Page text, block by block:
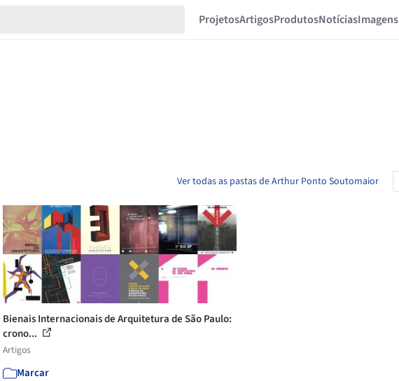
ProjetosArtigosProdutosNotíciasImagens
Ver todas as pastas de Arthur Ponto Soutomaior
Bienais Internacionais de Arquitetura de São Paulo:
crono...
Artigos
Marcar